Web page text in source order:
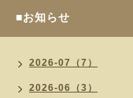
■お知らせ
2026-07（7）
2026-06（3）